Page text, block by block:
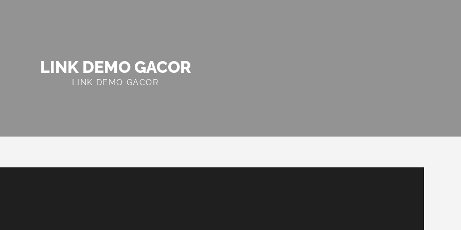
LINK DEMO GACOR
LINK DEMO GACOR